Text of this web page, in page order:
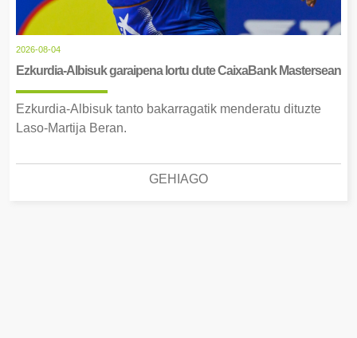
2026-08-04
Ezkurdia-Albisuk garaipena lortu dute CaixaBank Mastersean
Ezkurdia-Albisuk tanto bakarragatik menderatu dituzte
Laso-Martija Beran.
GEHIAGO